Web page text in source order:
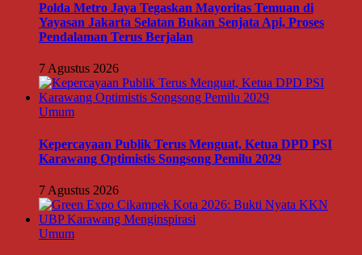
Polda Metro Jaya Tegaskan Mayoritas Temuan di
Yayasan Jakarta Selatan Bukan Senjata Api, Proses
Pendalaman Terus Berjalan
7 Agustus 2026
Umum
Kepercayaan Publik Terus Menguat, Ketua DPD PSI
Karawang Optimistis Songsong Pemilu 2029
7 Agustus 2026
Umum